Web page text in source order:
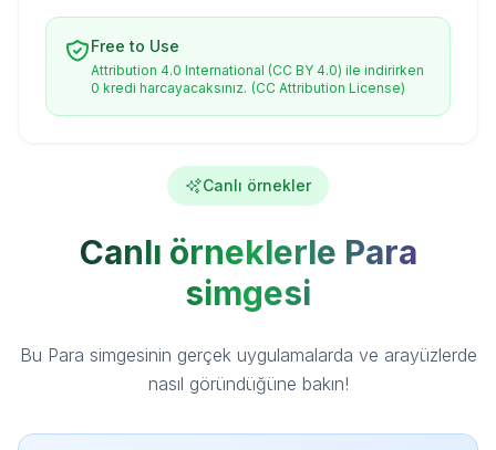
Free to Use
Attribution 4.0 International (CC BY 4.0) ile indirirken
0 kredi harcayacaksınız. (CC Attribution License)
Canlı örnekler
Canlı örneklerle Para
simgesi
Bu Para simgesinin gerçek uygulamalarda ve arayüzlerde
nasıl göründüğüne bakın!